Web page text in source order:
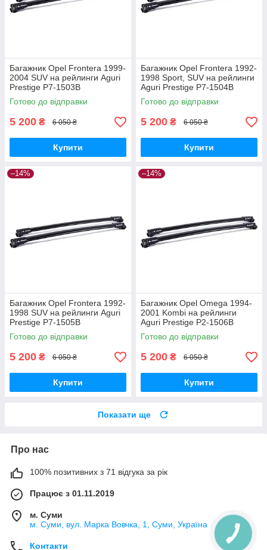
Багажник Opel Frontera 1999-
2004 SUV на рейлинги Aguri
Prestige P7-1503B
Готово до відправки
5 200 ₴ 6 050 ₴
Купити
Багажник Opel Frontera 1992-
1998 Sport, SUV на рейлинги
Aguri Prestige P7-1504B
Готово до відправки
5 200 ₴ 6 050 ₴
Купити
–14%
Багажник Opel Frontera 1992-
1998 SUV на рейлинги Aguri
Prestige P7-1505B
Готово до відправки
5 200 ₴ 6 050 ₴
Купити
–14%
Багажник Opel Omega 1994-
2001 Kombi на рейлинги
Aguri Prestige P2-1506B
Готово до відправки
5 200 ₴ 6 050 ₴
Купити
Показати ще
Про нас
100% позитивних з 71 відгука за рік
Працює з 01.11.2019
м. Суми
м. Суми, вул. Марка Вовчка, 1, Суми, Україна
Контакти